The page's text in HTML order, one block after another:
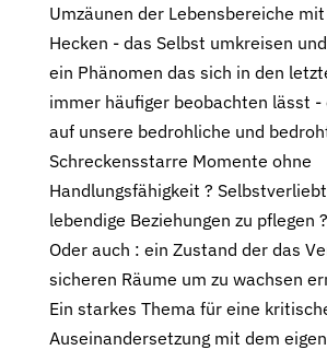
Umzäunen der Lebensbereiche
Hecken - das Selbst umkreisen
ein Phänomen das sich in den
immer häufiger beobachten lässt -
auf unsere bedrohliche und
Schreckensstarre Momente ohne
Handlungsfähigkeit ?
lebendige Beziehungen zu pflegen ?
Oder auch : ein Zustand der das
sicheren Räume um zu wachsen
Ein starkes Thema für eine
Auseinandersetzung mit dem